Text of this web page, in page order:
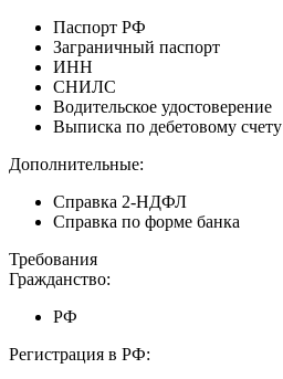
Паспорт РФ
Заграничный паспорт
ИНН
СНИЛС
Водительское удостоверение
Выписка по дебетовому счету
Дополнительные:
Справка 2-НДФЛ
Справка по форме банка
Требования
Гражданство:
РФ
Регистрация в РФ: